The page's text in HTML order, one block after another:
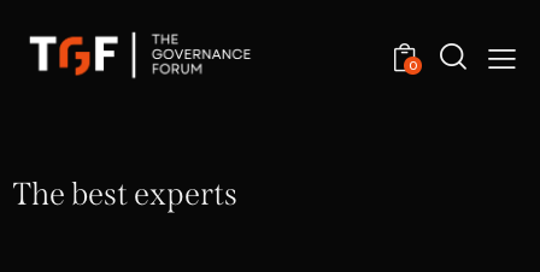
0
The best experts